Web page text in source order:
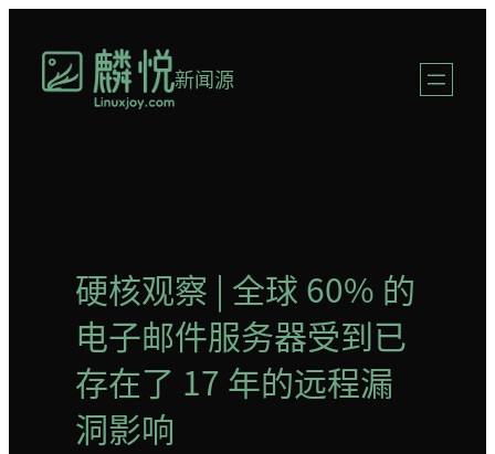
新闻源
硬核观察 | 全球 60% 的
电子邮件服务器受到已
存在了 17 年的远程漏
洞影响